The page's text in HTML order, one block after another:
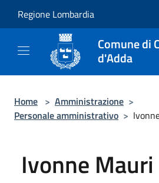
Regione Lombardia
Comune di
d'Adda
Home > Amministrazione >
Personale amministrativo >
Ivonne Mauri